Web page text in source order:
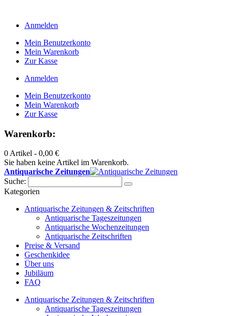
Anmelden
Mein Benutzerkonto
Mein Warenkorb
Zur Kasse
Anmelden
Mein Benutzerkonto
Mein Warenkorb
Zur Kasse
Warenkorb:
0 Artikel - 0,00 €
Sie haben keine Artikel im Warenkorb.
Antiquarische Zeitungen
Suche:
Kategorien
Antiquarische Zeitungen & Zeitschriften
Antiquarische Tageszeitungen
Antiquarische Wochenzeitungen
Antiquarische Zeitschriften
Preise & Versand
Geschenkidee
Über uns
Jubiläum
FAQ
Antiquarische Zeitungen & Zeitschriften
Antiquarische Tageszeitungen